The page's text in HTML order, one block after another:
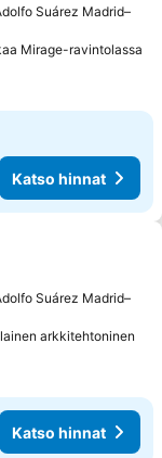
Suárez Madrid–
Mirage-ravintolassa
Katso hinnat
Suárez Madrid–
arkkitehtoninen
Katso hinnat